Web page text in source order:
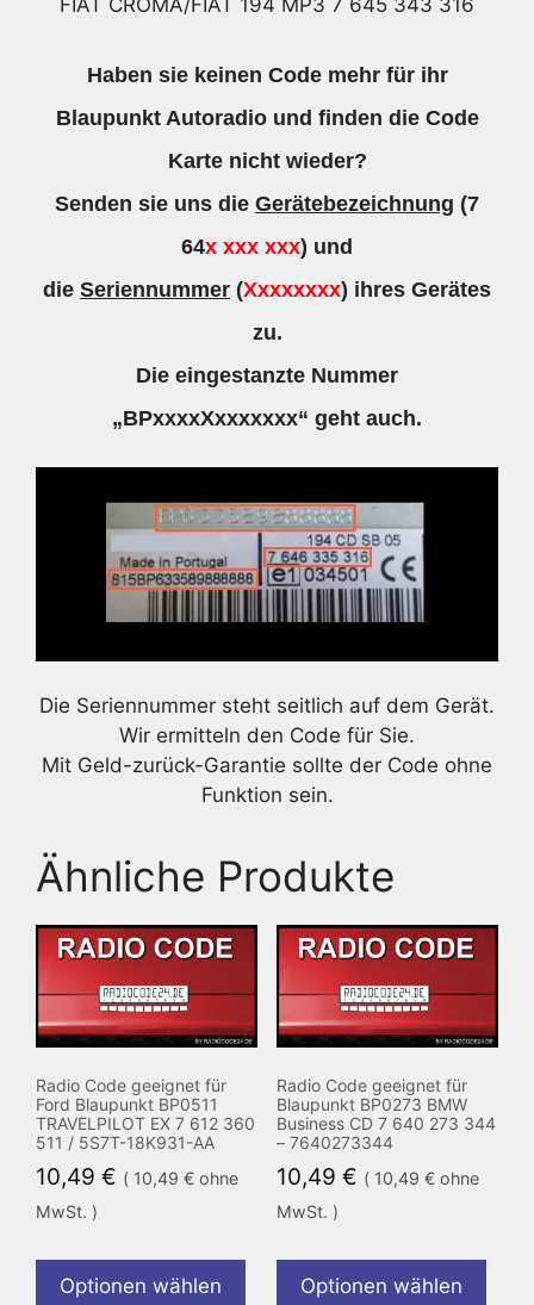
FIAT CROMA/FIAT 194 MP3 7 645 343 316
Haben sie keinen Code mehr für ihr
Blaupunkt Autoradio und finden die Code
Karte nicht wieder?
Senden sie uns die Gerätebezeichnung (7
64x xxx xxx) und
die Seriennummer (Xxxxxxxx) ihres Gerätes
zu.
Die eingestanzte Nummer
„BPxxxxXxxxxxxx“ geht auch.
Die Seriennummer steht seitlich auf dem Gerät.
Wir ermitteln den Code für Sie.
Mit Geld-zurück-Garantie sollte der Code ohne
Funktion sein.
Ähnliche Produkte
Radio Code geeignet für
Ford Blaupunkt BP0511
TRAVELPILOT EX 7 612 360
511 / 5S7T-18K931-AA
10,49 € ( 10,49 € ohne
MwSt. )
Optionen wählen
Radio Code geeignet für
Blaupunkt BP0273 BMW
Business CD 7 640 273 344
– 7640273344
10,49 € ( 10,49 €ohne
MwSt. )
Optionen wählen